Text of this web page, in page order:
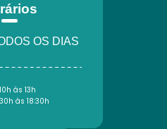
OS DIAS
às 13h
às 18:30h